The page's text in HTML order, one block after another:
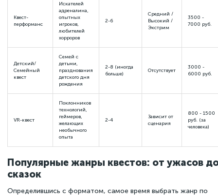
Квест-
перформанс
Искателей
адреналина,
опытных
игроков,
любителей
хорроров
2-6
Средний /
Высокий /
Экстрим
3500 -
7000 руб.
Детский/
Семейный
квест
Семей с
детьми,
празднования
детского дня
рождения
2-8 (иногда
больше)
Отсутствует
3000 -
6000 руб.
VR-квест
Поклонников
технологий,
геймеров,
желающих
необычного
опыта
2-4
Зависит от
сценария
800 - 1500
руб. (за
человека)
Популярные жанры квестов: от ужасов
сказок
Определившись с форматом, самое время выбрать жанр по